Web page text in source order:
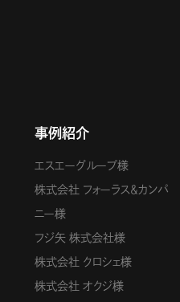
事例紹介
エスエーグループ様
株式会社 フォーラス＆カンパ
ニー様
フジ矢 株式会社様
株式会社 クロシェ様
株式会社 オクジ様